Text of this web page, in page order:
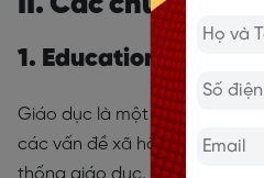
1. Education (Giáo
Giáo dục là một chủ đề xuất
các vấn đề xã hội, phát triển